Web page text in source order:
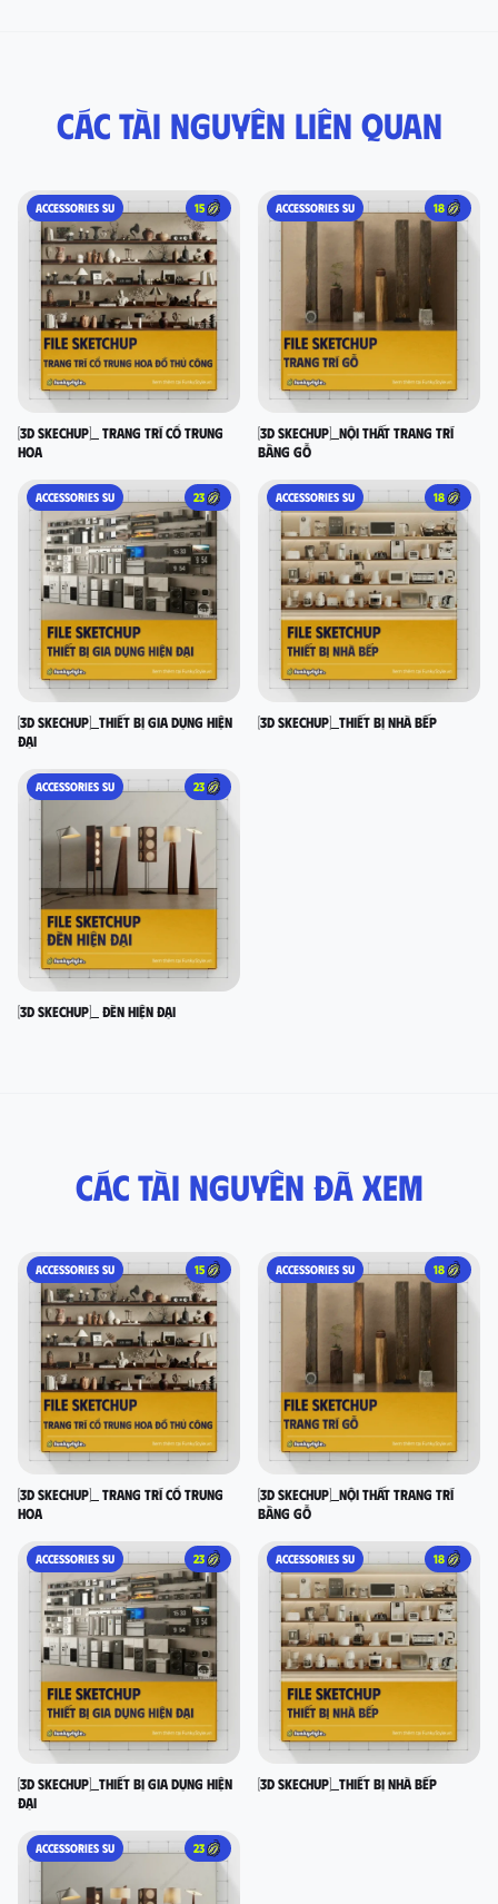
Các tài nguyên liên quan
ACCESSORIES SU 15
[3D SKECHUP]_ Trang trí cổ Trung
Hoa
ACCESSORIES SU 18
[3D SKECHUP]_Nội thất trang trí
bằng gỗ
ACCESSORIES SU 23
[3D SKECHUP]_Thiết bị gia dụng hiện
đại
ACCESSORIES SU 18
[3D SKECHUP]_Thiết bị nhà bếp
ACCESSORIES SU 23
[3D SKECHUP]_ Đèn hiện đại
Các tài nguyên đã xem
ACCESSORIES SU 15
[3D SKECHUP]_ Trang trí cổ Trung
Hoa
ACCESSORIES SU 18
[3D SKECHUP]_Nội thất trang trí
bằng gỗ
ACCESSORIES SU 23
[3D SKECHUP]_Thiết bị gia dụng hiện
đại
ACCESSORIES SU 18
[3D SKECHUP]_Thiết bị nhà bếp
ACCESSORIES SU 23